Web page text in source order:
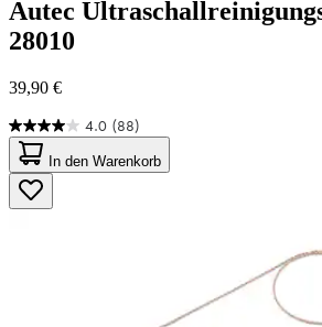
Autec
28010
39,90 €
4.0 (88)
4.0
von
5
Sternen.
88
In den Warenkorb